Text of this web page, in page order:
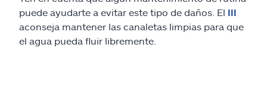
puede ayudarte a evitar este tipo de daños. El III
aconseja mantener las canaletas limpias para que
el agua pueda fluir libremente.